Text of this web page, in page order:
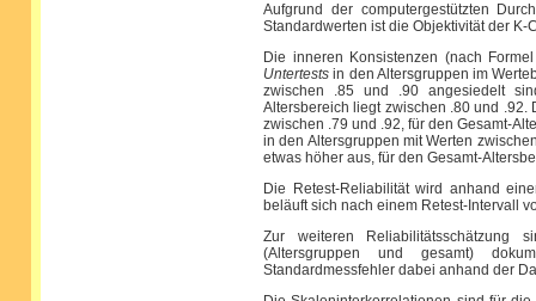
Aufgrund der computergestützten
Standardwerten ist die Objektivität der K-
Die inneren Konsistenzen (nach
Untertests in den Altersgruppen im
zwischen .85 und .90 angesiedelt
Altersbereich liegt zwischen .80 und
zwischen .79 und .92, für den Gesamt-
in den Altersgruppen mit Werten
etwas höher aus, für den Gesamt-
Die Retest-Reliabilität wird anhand
beläuft sich nach einem Retest-Intervall
Zur weiteren Reliabilitätsschätzung
(Altersgruppen und gesamt)
Standardmessfehler dabei anhand der